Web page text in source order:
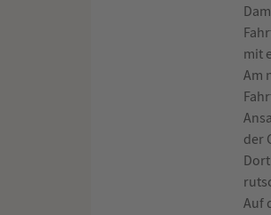
mit
Am
der
Auf